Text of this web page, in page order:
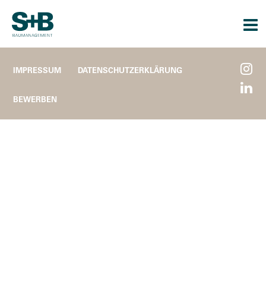
IMPRESSUM DATENSCHUTZERKLÄRUNG
BEWERBEN